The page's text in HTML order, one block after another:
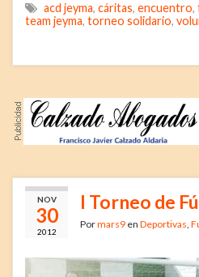
acd jeyma, cáritas, encuentro,
team jeyma, torneo solidario,
NOV
30
2012
I Torneo de
Pormars9 en Deportivas